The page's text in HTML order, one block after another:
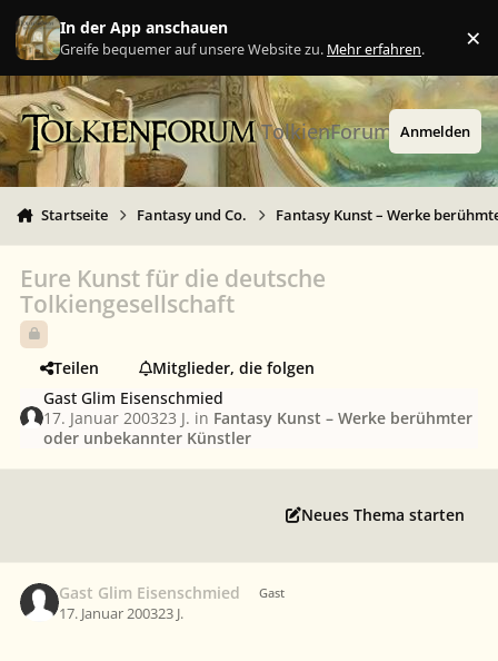
Zu Inhalt springen
In der App anschauen
Greife bequemer auf unsere Website zu. Mehr erfahren. ×
TolkienForum Anmelden
Startseite Fantasy und Co. Fantasy Kunst – Werke
Eure Kunst für die deutsche
Tolkiengesellschaft
Teilen
Mitglieder, die folgen
Gast Glim Eisenschmied
17. Januar 200323 J. in Fantasy Kunst – Werke berühmter
oder unbekannter Künstler
Neues Thema starten
Gast Glim Eisenschmied Gast
17. Januar 200323 J.